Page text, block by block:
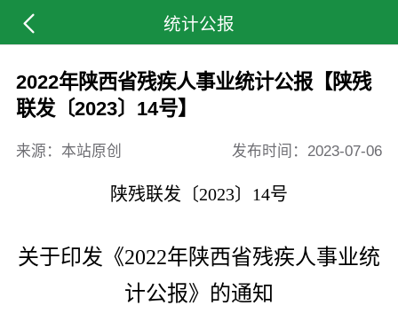
统计公报
2022年陕西省残疾人事业统计公报【陕残
联发〔2023〕14号】
发布时间： 2023-07-06
来源：本站原创
陕残联发〔2023〕14号
关于印发《2022年陕西省残疾人事业统
计公报》的通知